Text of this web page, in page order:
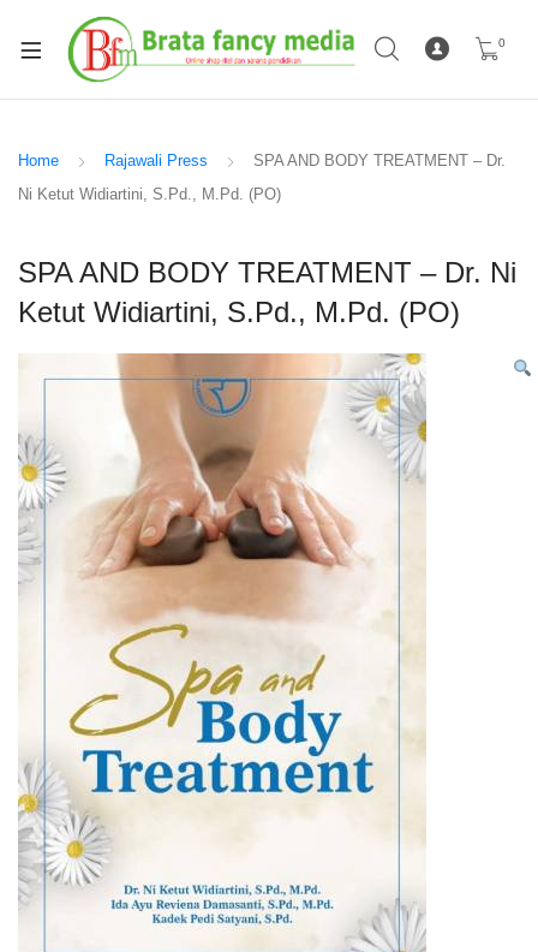
0
Home Rajawali Press
SPA AND BODY TREATMENT – Dr.
Ni Ketut Widiartini, S.Pd., M.Pd. (PO)
SPA AND BODY TREATMENT – Dr. Ni
Ketut Widiartini, S.Pd., M.Pd. (PO)